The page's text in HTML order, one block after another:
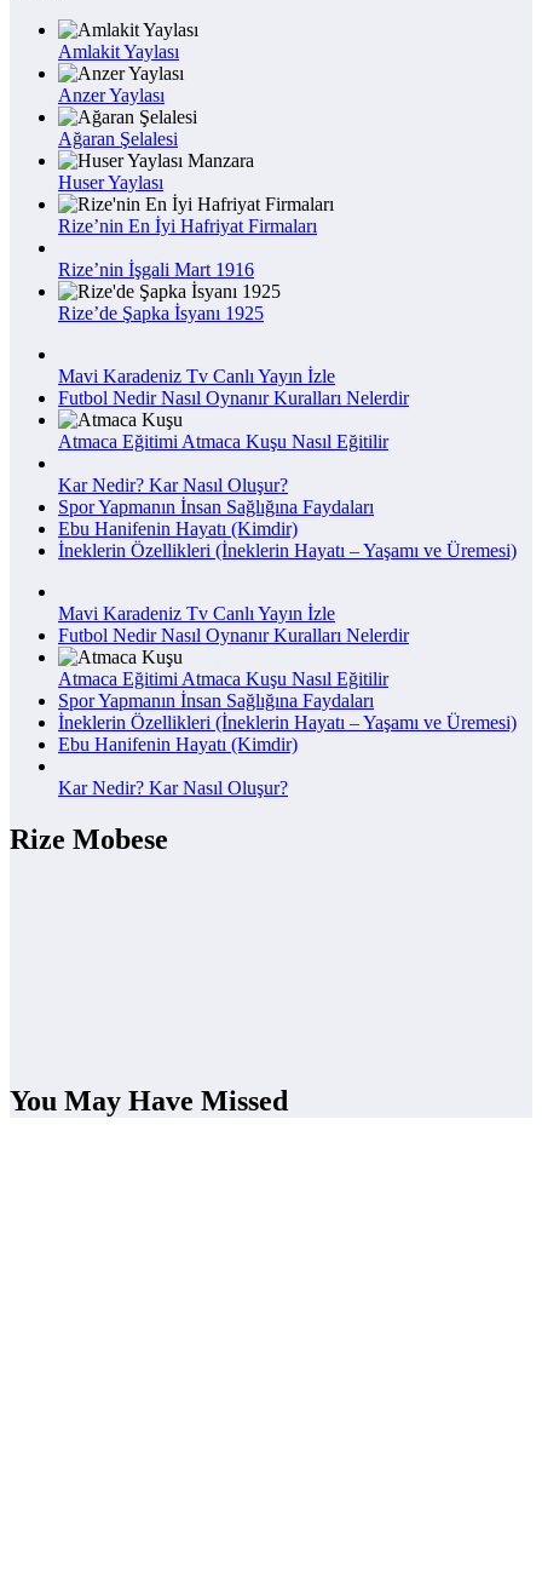
Amlakit Yaylası
Anzer Yaylası
Ağaran Şelalesi
Huser Yaylası
Rize’nin En İyi Hafriyat Firmaları
Rize’nin İşgali Mart 1916
Rize’de Şapka İsyanı 1925
Mavi Karadeniz Tv Canlı Yayın İzle
Futbol Nedir Nasıl Oynanır Kuralları Nelerdir
Atmaca Eğitimi Atmaca Kuşu Nasıl Eğitilir
Kar Nedir? Kar Nasıl Oluşur?
Spor Yapmanın İnsan Sağlığına Faydaları
Ebu Hanifenin Hayatı (Kimdir)
İneklerin Özellikleri (İneklerin Hayatı – Yaşamı ve Üremesi)
Mavi Karadeniz Tv Canlı Yayın İzle
Futbol Nedir Nasıl Oynanır Kuralları Nelerdir
Atmaca Eğitimi Atmaca Kuşu Nasıl Eğitilir
Spor Yapmanın İnsan Sağlığına Faydaları
İneklerin Özellikleri (İneklerin Hayatı – Yaşamı ve Üremesi)
Ebu Hanifenin Hayatı (Kimdir)
Kar Nedir? Kar Nasıl Oluşur?
Rize Mobese
You May Have Missed